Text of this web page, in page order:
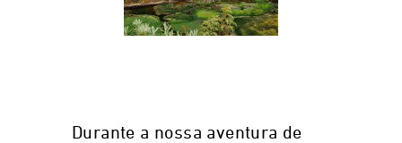
Durante a nossa aventura de